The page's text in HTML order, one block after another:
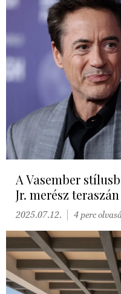
A Vasember
Jr. merész
2025.07.12. 4 perc